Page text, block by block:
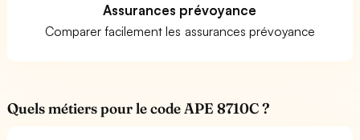
Assurances prévoyance
Comparer facilement les assurances prévoyance
Quels métiers pour le code APE 8710C ?